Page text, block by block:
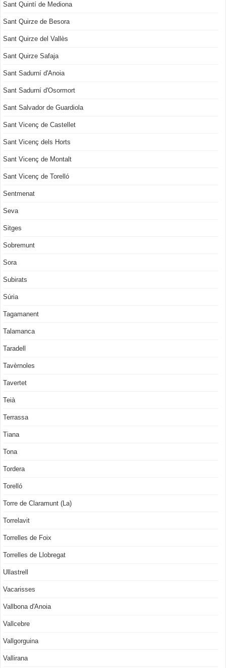
Sant Quintí de Mediona
Sant Quirze de Besora
Sant Quirze del Vallès
Sant Quirze Safaja
Sant Sadurní d'Anoia
Sant Sadurní d'Osormort
Sant Salvador de Guardiola
Sant Vicenç de Castellet
Sant Vicenç dels Horts
Sant Vicenç de Montalt
Sant Vicenç de Torelló
Sentmenat
Seva
Sitges
Sobremunt
Sora
Subirats
Súria
Tagamanent
Talamanca
Taradell
Tavèrnoles
Tavertet
Teià
Terrassa
Tiana
Tona
Tordera
Torelló
Torre de Claramunt (La)
Torrelavit
Torrelles de Foix
Torrelles de Llobregat
Ullastrell
Vacarisses
Vallbona d'Anoia
Vallcebre
Vallgorguina
Vallirana